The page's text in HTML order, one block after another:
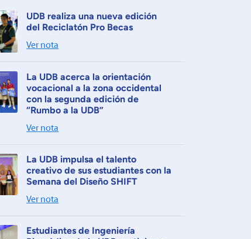
UDB realiza una nueva edición
del Reciclatón Pro Becas
Ver nota
La UDB acerca la orientación
vocacional a la zona occidental
con la segunda edición de
“Rumbo a la UDB”
Ver nota
La UDB impulsa el talento
creativo de sus estudiantes con la
Semana del Diseño SHIFT
Ver nota
Estudiantes de Ingeniería